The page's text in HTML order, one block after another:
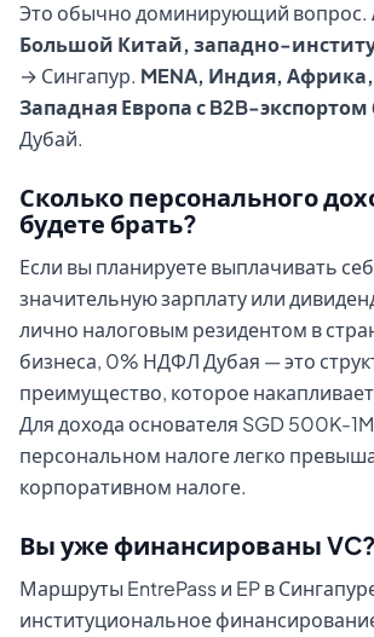
Это обычно доминирующий вопрос.
Большой Китай, западно-
→ Сингапур. MENA, Индия,
Западная Европа с B2B-экспортом
Дубай.
Сколько персонального
будете брать?
Если вы планируете выплачивать
значительную зарплату или
лично налоговым резидентом в
бизнеса, 0% НДФЛ Дубая — это
преимущество, которое
Для дохода основателя SGD 500K-
персональном налоге легко
корпоративном налоге.
Вы уже финансированы VC?
Маршруты EntrePass и EP в
институциональное